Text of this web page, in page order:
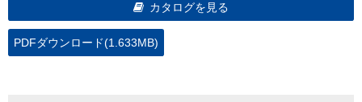
カタログを見る
PDFダウンロード(1.633MB)